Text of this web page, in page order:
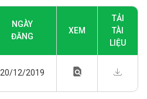
NGÀY
ĐĂNG
XEM
TẢI
TÀI
LIỆU
20/12/2019 find_in_page